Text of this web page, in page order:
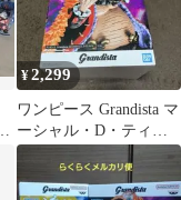
¥2,299
ワンピース Grandista マ
ーシャル・D・ティー
チ フィギュア